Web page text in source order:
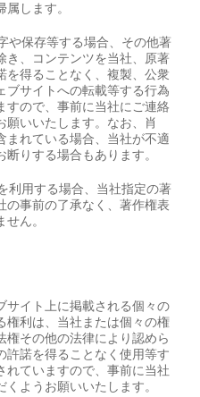
します。
や保存等する場合、その他著
き、コンテンツを当社、原著
を得ることなく、複製、公衆
ブサイトへの転載等する行為
すので、事前に当社にご連絡
願いいたします。なお、肖
まれている場合、当社が不適
りする場合もあります。
利用する場合、当社指定の著
の事前の了承なく、著作権表
ん。
サイト上に掲載される個々の
権利は、当社または個々の権
権その他の法律により認めら
許諾を得ることなく使用等す
れていますので、事前に当社
ようお願いいたします。